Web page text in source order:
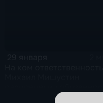
вице-премьеров